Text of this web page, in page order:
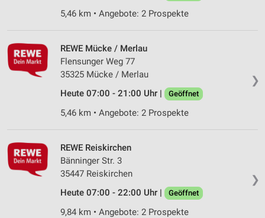
5,46 km • Angebote: 2 Prospekte
❯
REWE Mücke / Merlau
Flensunger Weg 77
35325 Mücke / Merlau
Heute 07:00 - 21:00 Uhr |
Geöffnet
5,46 km • Angebote: 2 Prospekte
❯
REWE Reiskirchen
Bänninger Str. 3
35447 Reiskirchen
Heute 07:00 - 22:00 Uhr |
Geöffnet
9,84 km • Angebote: 2 Prospekte
Verwendung reduzierter Daten zur Auswahl von
IAB-Besonderheiten:
Verwendung genauer Standortdaten
Geräte anhand von aktiv angeforderten
Informationen identifizieren
Nicht-IAB-Verarbeitungszwecke:
Performance